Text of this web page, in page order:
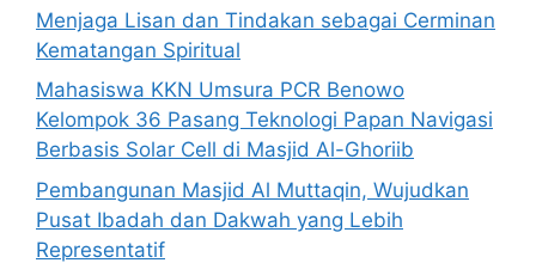
Menjaga Lisan dan Tindakan sebagai Cerminan
Kematangan Spiritual
Mahasiswa KKN Umsura PCR Benowo
Kelompok 36 Pasang Teknologi Papan Navigasi
Berbasis Solar Cell di Masjid Al-Ghoriib
Pembangunan Masjid Al Muttaqin, Wujudkan
Pusat Ibadah dan Dakwah yang Lebih
Representatif